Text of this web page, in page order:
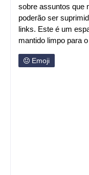
sobre assuntos que
poderão ser
links. Este é um
mantido limpo para
Emoji